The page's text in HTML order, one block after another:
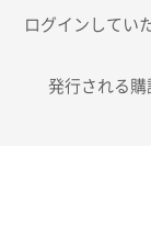
ログインしてい
発行される